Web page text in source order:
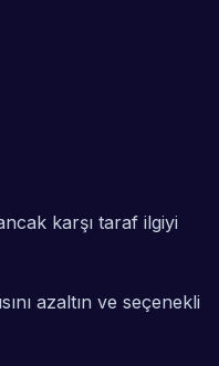
karşı taraf ilgiyi
azaltın ve seçenekli